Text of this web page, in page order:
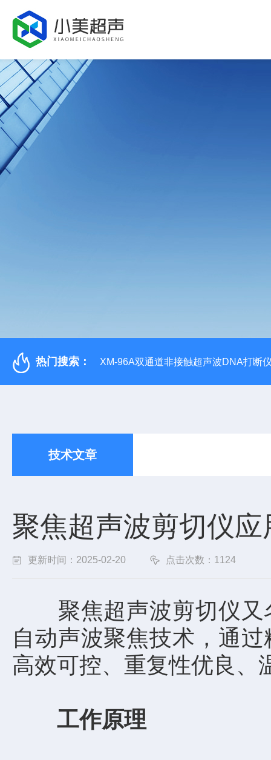
热门搜索： XM-96A双通道非接触超声波DNA打断
技术文章
聚焦超声波剪切仪
更新时间：2025-02-20 点击次数：1124
聚焦超声波剪切仪
自动声波聚焦技术，通
高效可控、重复性优良、
工作原理